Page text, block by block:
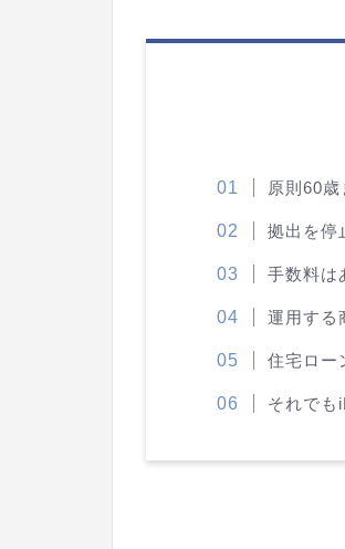
原則60
拠出を停
手数料は
運用する
住宅ロー
それでも